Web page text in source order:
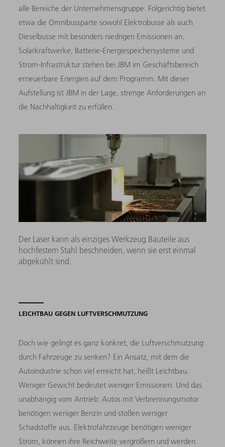
alle Bereiche der Unternehmensgruppe. Folgerichtig bietet
etwa die Omnibussparte sowohl Elektrobusse als auch
Dieselbusse mit besonders niedrigen Emissionen an.
Solarkraftwerke, Batterie-Energiespeichersysteme und
Strom-Infrastruktur stehen bei JBM im Geschäftsbereich
erneuerbare Energien auf dem Programm. Mit dieser
Aufstellung ist JBM in der Lage, strenge Anforderungen an
die Nachhaltigkeit zu erfüllen.
Der Laser kann als einziges Werkzeug Bauteile aus
hochfestem Stahl beschneiden, wenn sie erst einmal
abgekühlt sind.
LEICHTBAU GEGEN LUFTVERSCHMUTZUNG
Doch wie gelingt es ganz konkret, die Luftverschmutzung
durch Fahrzeuge zu senken? Ein Ansatz, mit dem die
Autoindustrie schon viel erreicht hat, heißt Leichtbau.
Weniger Gewicht bedeutet weniger Emissionen. Und das
unabhängig vom Antrieb: Autos mit Verbrennungsmotor
benötigen weniger Benzin und stoßen weniger
Schadstoffe aus. Elektrofahrzeuge benötigen weniger
Strom, können ihre Reichweite vergrößern und werden